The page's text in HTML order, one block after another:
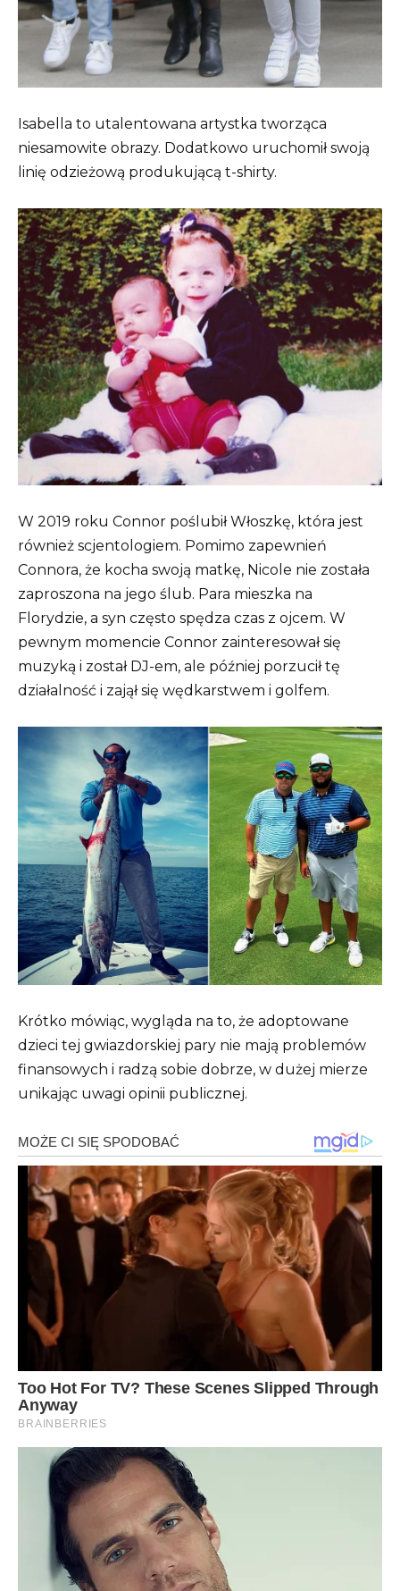
Isabella to utalentowana artystka tworząca
niesamowite obrazy. Dodatkowo uruchomił swoją
linię odzieżową produkującą t-shirty.
W 2019 roku Connor poślubił Włoszkę, która jest
również scjentologiem. Pomimo zapewnień
Connora, że ​​kocha swoją matkę, Nicole nie została
zaproszona na jego ślub. Para mieszka na
Florydzie, a syn często spędza czas z ojcem. W
pewnym momencie Connor zainteresował się
muzyką i został DJ-em, ale później porzucił tę
działalność i zajął się wędkarstwem i golfem.
Krótko mówiąc, wygląda na to, że adoptowane
dzieci tej gwiazdorskiej pary nie mają problemów
finansowych i radzą sobie dobrze, w dużej mierze
unikając uwagi opinii publicznej.